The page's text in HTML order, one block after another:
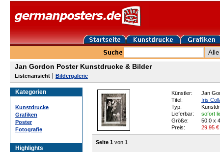
Jan Gordon Poster Kunstdrucke & Bilder
Listenansicht Bildergalerie
Kategorien
Kunstdrucke
Grafiken
Poster
Fotografie
Highlights
Künstler:
Jan
Titel:
Iris
Typ:
Lieferbar:
sofort
Größe:
50,0 x
Preis:
29,95 €
Seite 1 von 1